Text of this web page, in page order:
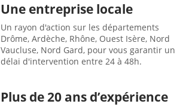
Une entreprise locale
Un rayon d'action sur les départements
Drôme, Ardèche, Rhône, Ouest Isère, Nord
Vaucluse, Nord Gard, pour vous garantir un
délai d'intervention entre 24 à 48h.
Plus de 20 ans d’expérience